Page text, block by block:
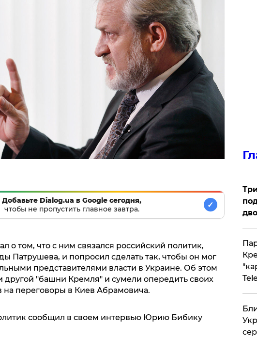
Добавьте Dialog.ua в Google сегодня,
чтобы не пропустить главное завтра.
✓
о том, что с ним связался российский политик,
Патрушева, и попросил сделать так, чтобы он мог
представителями власти в Украине. Об этом
другой "башни Кремля" и сумели опередить своих
на переговоры в Киев Абрамовича.
сообщил в своем интервью Юрию Бибику